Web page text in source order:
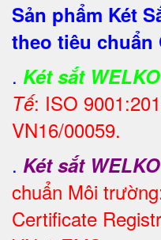
Sản phẩm Két
theo tiêu chuẩn
. Két sắt WELKO
Tế: ISO
VN16/00059.
. Két sắt WELKO
chuẩn Môi
Certificate